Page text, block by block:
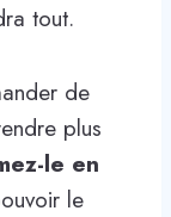
tout.
de
plus
le en
le